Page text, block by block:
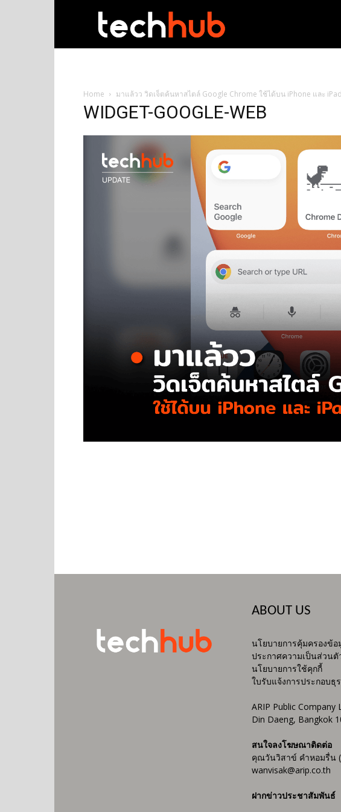
Home มาแล้วว วิดเจ็ตค้นหาสไตล์ Google Chrome ใช้ได้บน iPhone และ iPad
WIDGET-GOOGLE-WEB
ABOUT US
นโยบายการคุ้มครองข้
ประกาศความเป็นส่วนตั
นโยบายการใช้คุกกี้
ใบรับแจ้งการประกอบ
ARIP Public Company
Din Daeng, Bangkok
สนใจลงโฆษณาติดต่อ
คุณวันวิสาข์ คำหอมรื่น
wanvisak@arip.co.th
ฝากข่าวประชาสัมพันธ์